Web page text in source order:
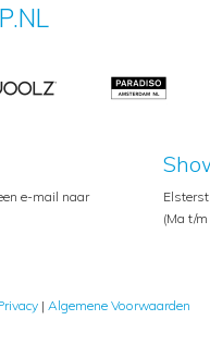
e-mail naar
(Ma t/
| Algemene Voorwaarden